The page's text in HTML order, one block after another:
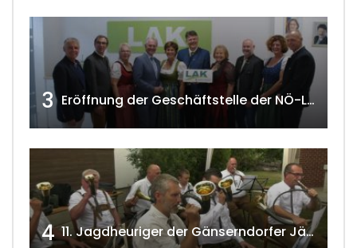
3 Eröffnung der Geschäftstelle der NÖ-Landarbeiterkammer in Mistelbach w4tv174
4 11. Jagdheuriger der Gänserndorfer Jäger 2020 w4tv166